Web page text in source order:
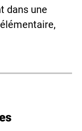
dans une